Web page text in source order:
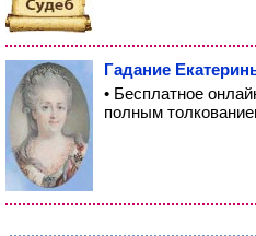
Гадание
• Бесплатное
полным